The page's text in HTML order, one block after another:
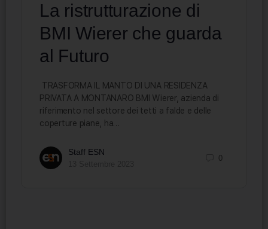
La ristrutturazione di
BMI Wierer che guarda
al Futuro
TRASFORMA IL MANTO DI UNA RESIDENZA
PRIVATA A MONTANARO BMI Wierer, azienda di
riferimento nel settore dei tetti a falde e delle
coperture piane, ha…
Staff ESN
0